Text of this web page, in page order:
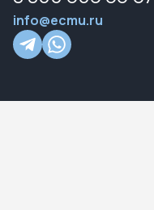
info@ecmu.ru